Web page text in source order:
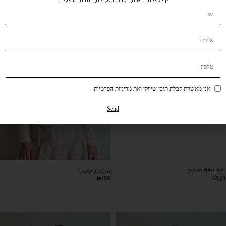
חולצת טי שירט נייבי
₪159
חולצת בייסיק בז’
₪159
אני מאשרת קבלת תוכן שיווקי ואת מדיניות הפרטיות.
Send